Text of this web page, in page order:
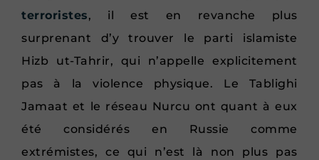
terroristes, il est en revanche plus
surprenant d’y trouver le parti islamiste
Hizb ut-Tahrir, qui n’appelle explicitement
pas à la violence physique. Le Tablighi
Jamaat et le réseau Nurcu ont quant à eux
été considérés en Russie comme
extrémistes, ce qui n’est là non plus pas